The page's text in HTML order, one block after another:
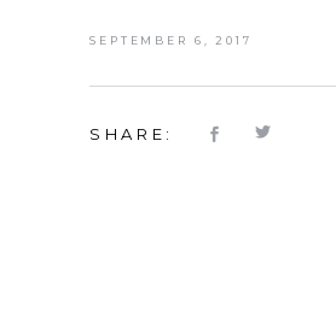
SEPTEMBER 6, 2017
SHARE: